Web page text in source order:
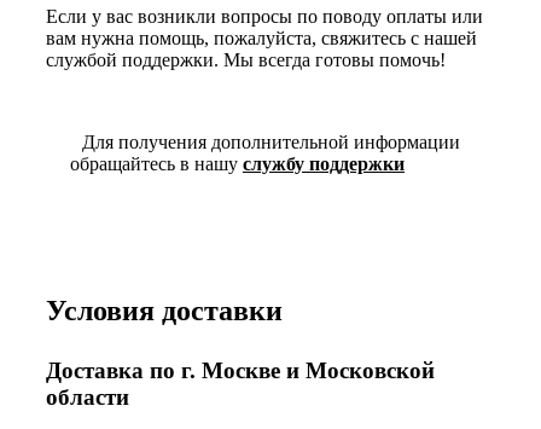
Если у вас возникли вопросы по поводу оплаты или
вам нужна помощь, пожалуйста, свяжитесь с нашей
службой поддержки. Мы всегда готовы помочь!
Для получения дополнительной информации
обращайтесь в нашу службу поддержки
Условия доставки
Доставка по г. Москве и Московской
области